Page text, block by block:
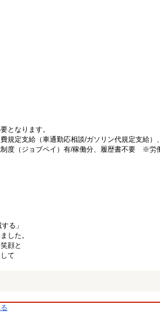
となります。
規定支給（車通勤応相談/ガソリン代規定支給）
度（ジョブペイ）有/稼働分、履歴書不要 ※労
る」
した。
顔と
て